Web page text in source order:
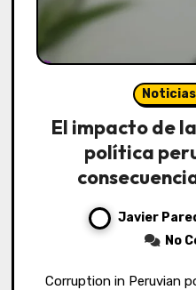
El impacto de
política
Javier
No
Corruption in Peruvian politics involves the misuse